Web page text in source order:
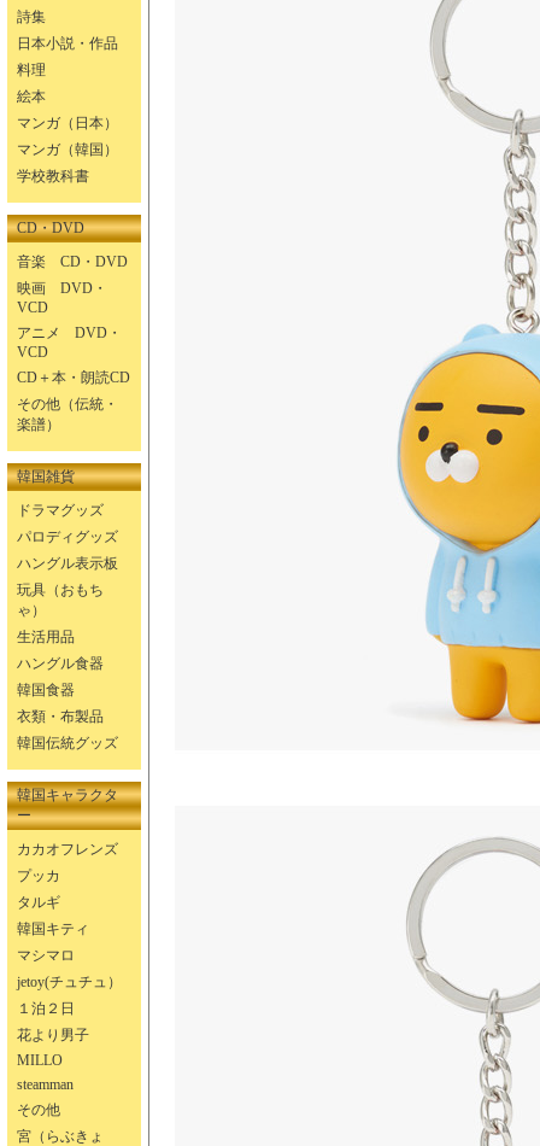
詩集
日本小説・作品
料理
絵本
マンガ（日本）
マンガ（韓国）
学校教科書
CD・DVD
音楽 CD・DVD
映画 DVD・
VCD
アニメ DVD・
VCD
CD＋本・朗読CD
その他（伝統・
楽譜）
韓国雑貨
ドラマグッズ
パロディグッズ
ハングル表示板
玩具（おもち
ゃ）
生活用品
ハングル食器
韓国食器
衣類・布製品
韓国伝統グッズ
韓国キャラクタ
ー
カカオフレンズ
プッカ
タルギ
韓国キティ
マシマロ
jetoy(チュチュ）
１泊２日
花より男子
MILLO
steamman
その他
宮（らぶきょ